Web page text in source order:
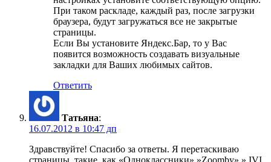
При таком раскладе, каждый раз, после загрузки
браузера, будут загружаться все не закрытые
страницы.
Если Вы установите Яндекс.Бар, то у Вас
появится возможность создавать визуальные
закладки для Ваших любимых сайтов.
Ответить
Татьяна:
16.07.2012 в 10:47 дп
Здравствуйте! Спасибо за ответы. Я перетаскиваю
страницы, такие, как «Одноклассники»,»Zoomby»,» IVI